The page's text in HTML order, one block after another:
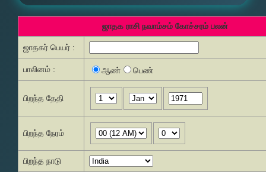
ஜாதக ராசி நவாம்சம் கோச்சரம் பலன்
ஜாதகர் பெயர் :
பாலினம் : ஆண் பெண்
பிறந்த தேதி
பிறந்த நேரம்
பிறந்த நாடு